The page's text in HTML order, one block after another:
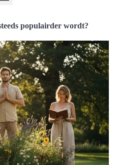
populairder wordt?